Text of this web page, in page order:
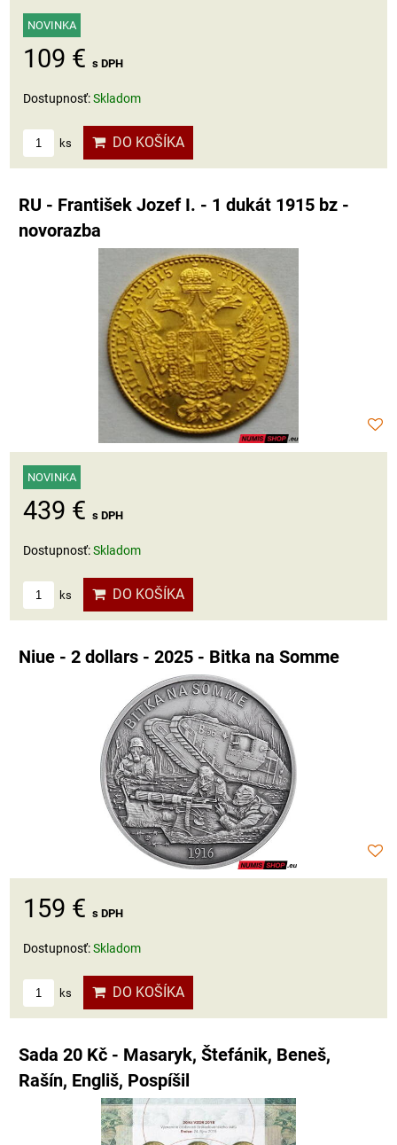
NOVINKA
109 € s DPH
Dostupnosť:Skladom
ks DO KOŠÍKA
RU - František Jozef I. - 1 dukát 1915 bz -
novorazba
NOVINKA
439 € s DPH
Dostupnosť:Skladom
ks DO KOŠÍKA
Niue - 2 dollars - 2025 - Bitka na Somme
159 € s DPH
Dostupnosť:Skladom
ks DO KOŠÍKA
Sada 20 Kč - Masaryk, Štefánik, Beneš,
Rašín, Engliš, Pospíšil